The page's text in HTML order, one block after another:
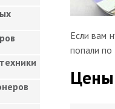
Если вам
попали по